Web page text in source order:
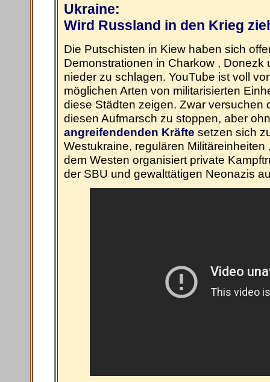
Ukraine:
Wird Russland in den Krieg
Die Putschisten in Kiew haben sich
Demonstrationen in Charkow , Donezk
nieder zu schlagen. YouTube ist voll
möglichen Arten von militarisierten
diese Städten zeigen. Zwar versuchen
diesen Aufmarsch zu stoppen, aber
angreifendenden Kräfte setzen sich
Westukraine, regulären
dem Westen organisiert private
der SBU und gewalttätigen Neonazis